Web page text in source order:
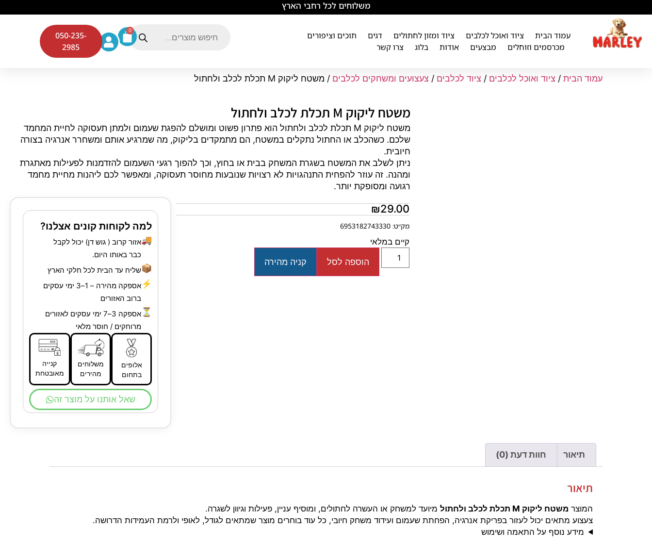
משלוחים לכל רחבי הארץ
עמוד הבית ציוד ואוכל לכלבים ציוד ומזון לחתולים דגים
תוכים וציפורים
מכרסמים וזוחלים
מבצעים אודות בלוג צרו קשר
0
050-235-
2985
עמוד הבית / ציוד ואוכל לכלבים / ציוד לכלבים / צעצועים ומשחקים לכלבים / משטח ליקוק M תכלת לכלב ולחתול
משטח ליקוק M תכלת לכלב ולחתול
משטח ליקוק M תכלת לכלב ולחתול הוא פתרון פשוט ומושלם להפגת שעמום ולמתן תעסוקה לחיית המחמד
שלכם. כשהכלב או החתול נתקלים במשטח, הם מתמקדים בליקוק, מה שמרגיע אותם ומשחרר אנרגיה בצורה
חיובית.
ניתן לשלב את המשטח בשגרת המשחק בבית או בחוץ, וכך להפוך רגעי השעמום להזדמנות לפעילות מאתגרת
ומהנה. זה עוזר להפחית התנהגויות לא רצויות שנובעות מחוסר תעסוקה, ומאפשר לכם ליהנות מחיית מחמד
רגועה ומסופקת יותר.
₪29.00
מק״ט: 6953182743330
קיים במלאי
הוספה לסל קניה מהירה
למה לקוחות קונים אצלנו?
🚚אזור קרוב ( גוש דן) יכול לקבל
כבר באותו היום.
📦שליח עד הבית לכל חלקי הארץ
⚡
אספקה מהירה – 1–3 ימי עסקים
ברוב האזורים
⏳
אספקה 3–7 ימי עסקים לאזורים
מרוחקים / חוסר מלאי
אלופים
בתחום
משלוחים
מהירים
קנייה
מאובטחת
שאל אותנו על מוצר זה
תיאור חוות דעת (0)
תיאור
המוצר משטח ליקוק M תכלת לכלב ולחתול
מיועד למשחק או העשרה לחתולים, ומוסיף עניין, פעילות וגיוון לשגרה.
צעצוע מתאים יכול לעזור בפריקת אנרגיה, הפחתת שעמום ועידוד משחק חיובי, כל עוד בוחרים מוצר שמתאים לגודל, לאופי ולרמת העמידות הדרושה.
מידע נוסף על התאמה ושימוש